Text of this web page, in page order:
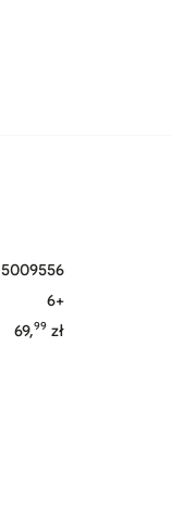
5009556
6+
69,99 zł